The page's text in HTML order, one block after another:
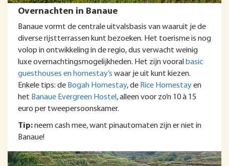
Overnachten in Banaue
Banaue vormt de centrale uitvalsbasis van waaruit je de
diverse rijstterrassen kunt bezoeken. Het toerisme is nog
volop in ontwikkeling in de regio, dus verwacht weinig
luxe overnachtingsmogelijkheden. Het zijn vooral basic
guesthouses en homestay’s waar je uit kunt kiezen.
Enkele tips: de Bogah Homestay, de Rice Homestayen
het Banaue Evergreen Hostel , alleen voor zo’n 10 à 15
euro per tweepersoonskamer.
Tip:neem cash mee, want pinautomaten zijn er niet in
Banaue!